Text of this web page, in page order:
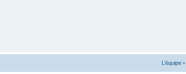
L’équipe •